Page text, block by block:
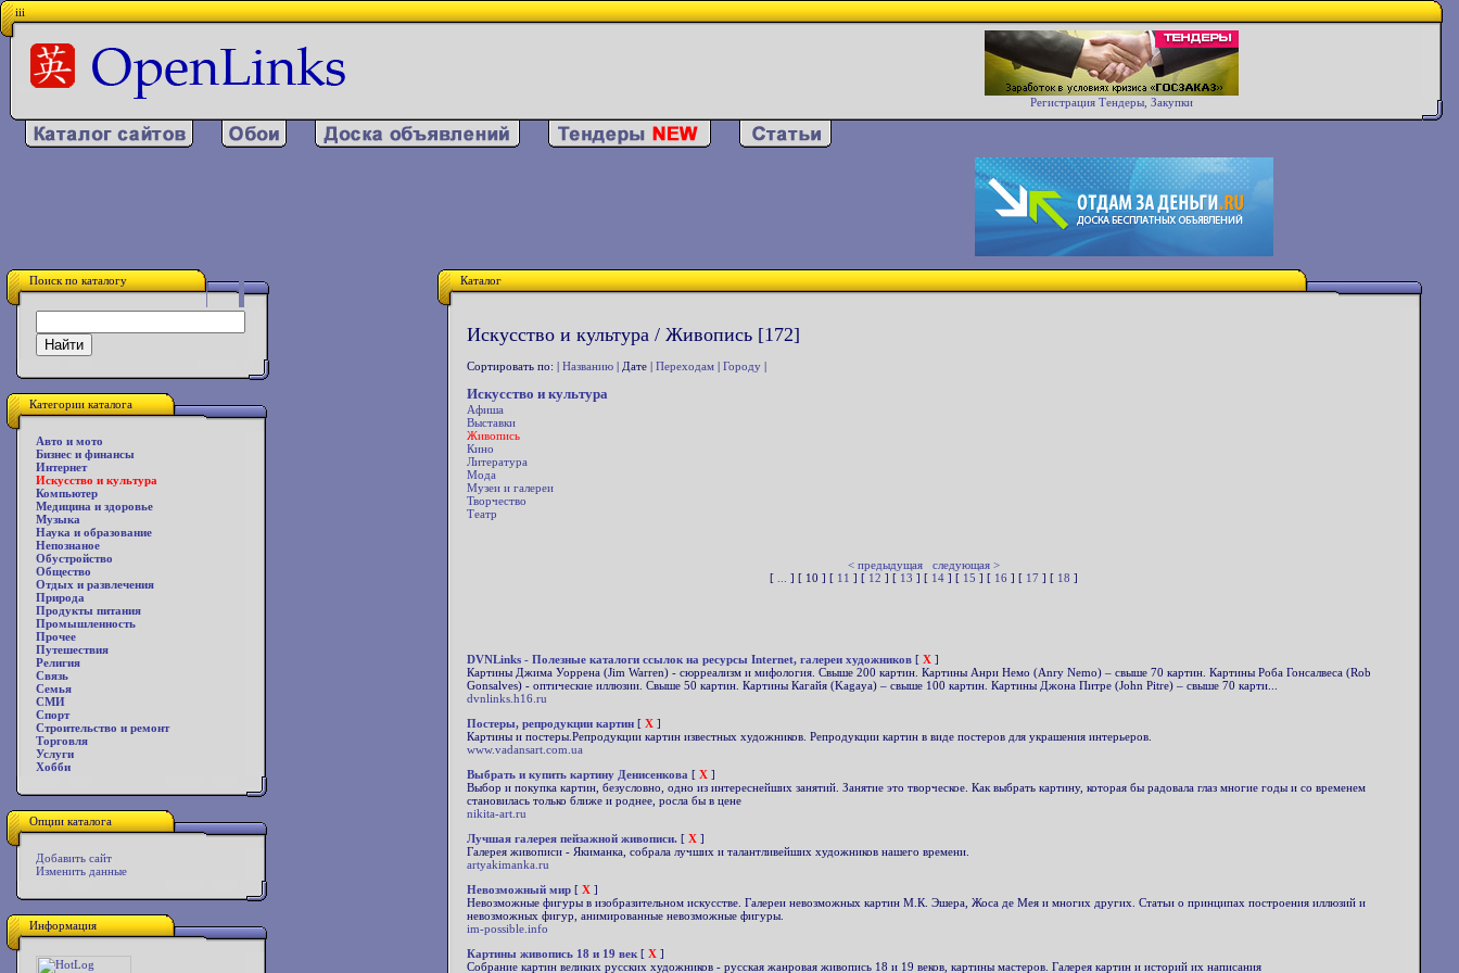
iii
Регистрация Тендеры, Закупки
Поиск по каталогу
Категории каталога
Авто и мото
Бизнес и финансы
Интернет
Искусство и культура
Компьютер
Медицина и здоровье
Музыка
Наука и образование
Непознаное
Обустройство
Общество
Отдых и развлечения
Природа
Продукты питания
Промышленность
Прочее
Путешествия
Религия
Связь
Семья
СМИ
Спорт
Строительство и ремонт
Торговля
Услуги
Хобби
Опции каталога
Добавить сайт
Изменить данные
Информация
Каталог
Искусство и культура / Живопись [172]
Сортировать по: | Названию | Дате | Переходам | Городу |
Искусство и культура
Афиша
Выставки
Живопись
Кино
Литература
Мода
Музеи и галереи
Творчество
Театр
< предыдущая
следующая >
[... ] [ 10 ] [11 ] [12 ] [13 ] [14 ] [15 ] [16 ] [17 ] [18 ]
DVNLinks - Полезные каталоги ссылок на ресурсы Internet, галереи художников [ X ]
Картины Джима Уоррена (Jim Warren) - сюрреализм и мифология. Свыше 200 картин. Картины Анри Немо (Anry Nemo) – свыше 70 картин. Картины Роба Гонсалвеса (Rob
Gonsalves) - оптические иллюзии. Свыше 50 картин. Картины Кагайя (Kagaya) – свыше 100 картин. Картины Джона Питре (John Pitre) – свыше 70 карти...
dvnlinks.h16.ru
Постеры, репродукции картин [ X ]
Картины и постеры.Репродукции картин известных художников. Репродукции картин в виде постеров для украшения интерьеров.
www.vadansart.com.ua
Выбрать и купить картину Денисенкова [ X ]
Выбор и покупка картин, безусловно, одно из интереснейших занятий. Занятие это творческое. Как выбрать картину, которая бы радовала глаз многие годы и со временем
становилась только ближе и роднее, росла бы в цене
nikita-art.ru
Лучшая галерея пейзажной живописи. [ X ]
Галерея живописи - Якиманка, собрала лучших и талантливейших художников нашего времени.
artyakimanka.ru
Невозможный мир [ X ]
Невозможные фигуры в изобразительном искусстве. Галереи невозможных картин М.К. Эшера, Жоса де Мея и многих других. Статьи о принципах построения иллюзий и
невозможных фигур, анимированные невозможные фигуры.
im-possible.info
Картины живопись 18 и 19 век [ X ]
Собрание картин великих русских художников - русская жанровая живопись 18 и 19 веков, картины мастеров. Галерея картин и историй их написания